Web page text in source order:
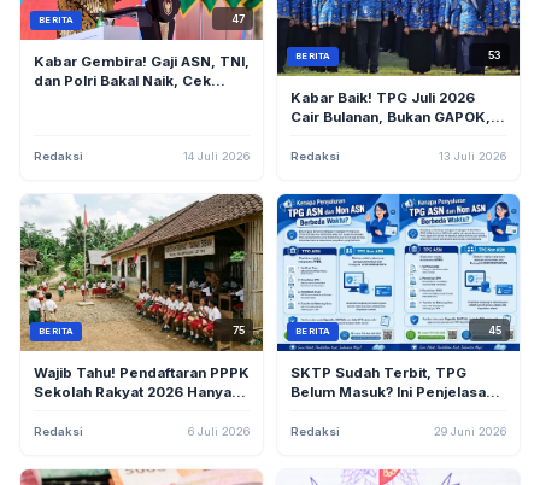
BERITA 47
Kabar Gembira! Gaji ASN, TNI,
dan Polri Bakal Naik, Cek
Redaksi 14 Juli 2026
BERITA 53
Kabar Baik! TPG Juli 2026
Cair Bulanan, Bukan GAPOK,
Sertifikasi
Redaksi 13 Juli 2026
BERITA 75
Wajib Tahu! Pendaftaran PPPK
Sekolah Rakyat 2026 Hanya
Syarat & Cara Daftar!
Redaksi 6 Juli 2026
BERITA 45
SKTP Sudah Terbit, TPG
Belum Masuk? Ini Penjelasan
Redaksi 29 Juni 2026